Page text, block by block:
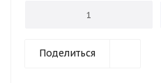
Поделиться